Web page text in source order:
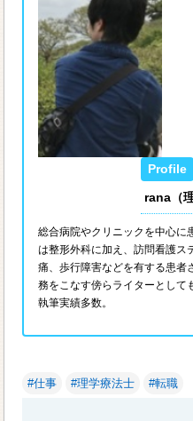
rana（
総合病院やクリニックを中心に
は整形外科に加え、訪問看護ス
痛、歩行障害などを有する患者
務をこなす傍らライターとして
執筆実績多数。
#仕事 #理学療法士 #転職